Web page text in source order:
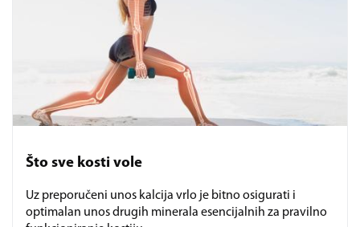
Što sve kosti vole
Uz preporučeni unos kalcija vrlo je bitno osigurati i
optimalan unos drugih minerala esencijalnih za pravilno